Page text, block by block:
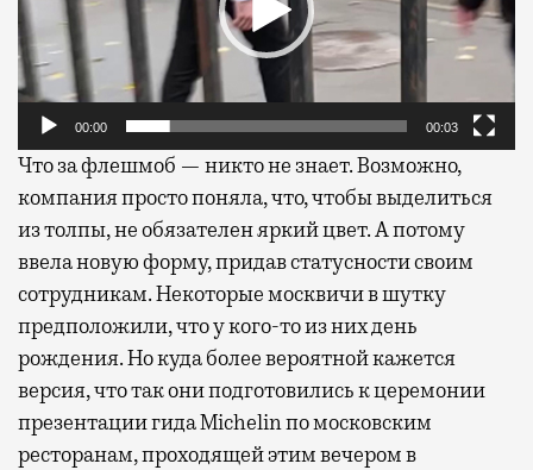
00:00 00:03
Что за флешмоб — никто не знает. Возможно,
компания просто поняла, что, чтобы выделиться
из толпы, не обязателен яркий цвет. А потому
ввела новую форму, придав статусности своим
сотрудникам. Некоторые москвичи в шутку
предположили, что у кого-то из них день
рождения. Но куда более вероятной кажется
версия, что так они подготовились к церемонии
презентации гида Michelin по московским
ресторанам, проходящей этим вечером в